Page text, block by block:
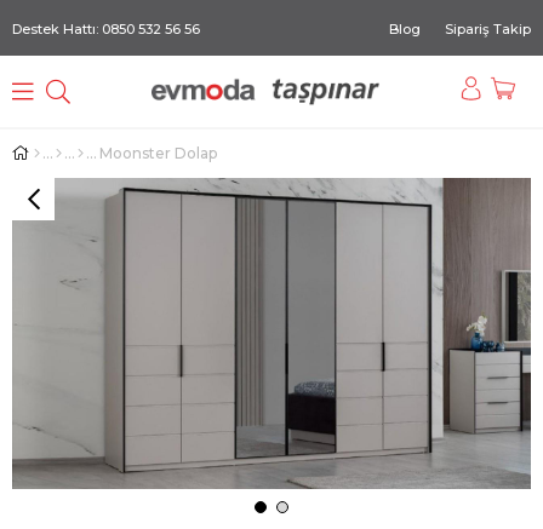
Destek Hattı: 0850 532 56 56 Blog Sipariş Takip
Moonster Dolap